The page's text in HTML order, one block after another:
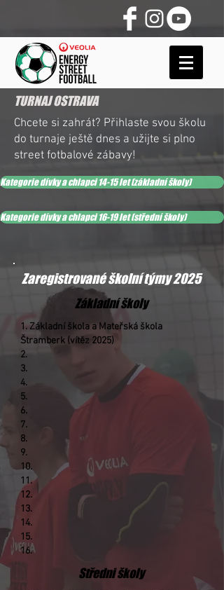
TURNAJ OSTRAVA
Chcete si zahrát? Přihlaste svou školu
do turnaje ještě dnes a užijte si plno
street fotbalové zábavy!
Kategorie dívky a chlapci 14-15 let (základní školy)
Kategorie dívky a chlapci 16-19 let (střední školy)
Zaregistrované školní týmy 2025
Základní školy
1. Základní škola a Mateřská škola
Štramberk (vítěz 2025)
2.
3.
4.
5.
6.
7.
8.
9.
10.
11.
12.
13.
14.
15.
16.
Středni školy